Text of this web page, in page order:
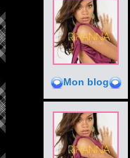
Mon blog